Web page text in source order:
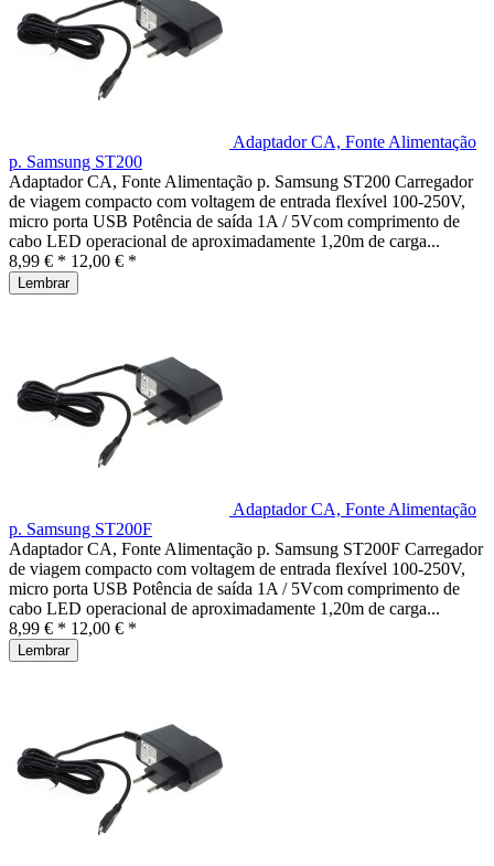
Adaptador CA, Fonte Alimentação
p. Samsung ST200
Adaptador CA, Fonte Alimentação p. Samsung ST200 Carregador
de viagem compacto com voltagem de entrada flexível 100-250V,
micro porta USB Potência de saída 1A / 5Vcom comprimento de
cabo LED operacional de aproximadamente 1,20m de carga...
8,99 € * 12,00 € *
Lembrar
Adaptador CA, Fonte Alimentação
p. Samsung ST200F
Adaptador CA, Fonte Alimentação p. Samsung ST200F Carregador
de viagem compacto com voltagem de entrada flexível 100-250V,
micro porta USB Potência de saída 1A / 5Vcom comprimento de
cabo LED operacional de aproximadamente 1,20m de carga...
8,99 € * 12,00 € *
Lembrar